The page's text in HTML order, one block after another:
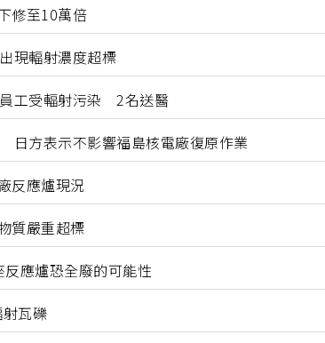
修至10萬倍
現輻射濃度超標
工受輻射污染 2名送醫
方表示不影響福島核電廠復原作業
反應爐現況
質嚴重超標
應爐恐全廢的可能性
瓦礫